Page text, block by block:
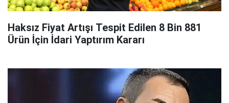
Haksız Fiyat Artışı Tespit Edilen 8 Bin 881
Ürün İçin İdari Yaptırım Kararı